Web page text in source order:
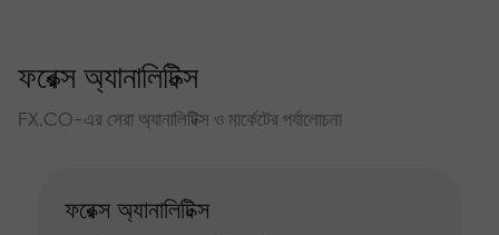
ফরেক্স অ্যানালিটিক্স
FX.CO-এর সেরা অ্যানালিটিক্স ও মার্কেটের পর্যালোচনা
ফরেক্স অ্যানালিটিক্স